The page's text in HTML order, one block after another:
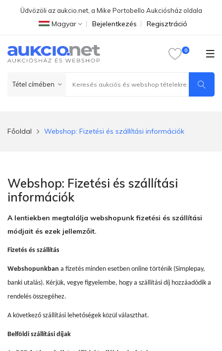
Üdvözöli az aukcio.net, a Mike Portobello Aukciósház oldala
Magyar Bejelentkezés Regisztráció
Főoldal Webshop: Fizetési és szállítási információk
Webshop: Fizetési és szállítási
információk
A lentiekben megtalálja webshopunk fizetési és szállítási
módjait és ezek jellemzőit.
Fizetés és szállítás
Webshopunkban a fizetés minden esetben online történik (Simplepay,
banki utalás). Kérjük, vegye figyelembe, hogy a szállítási díj hozzáadódik a
rendelés összegéhez.
A következő szállítási lehetőségek közül választhat.
Belföldi szállítási díjak